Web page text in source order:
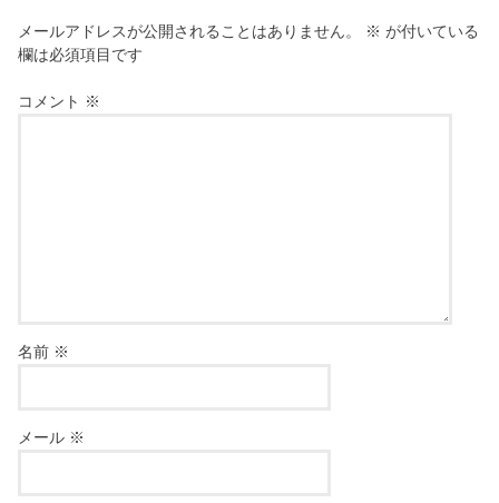
メールアドレスが公開されることはありません。 ※ が付いている
欄は必須項目です
コメント ※
名前 ※
メール ※